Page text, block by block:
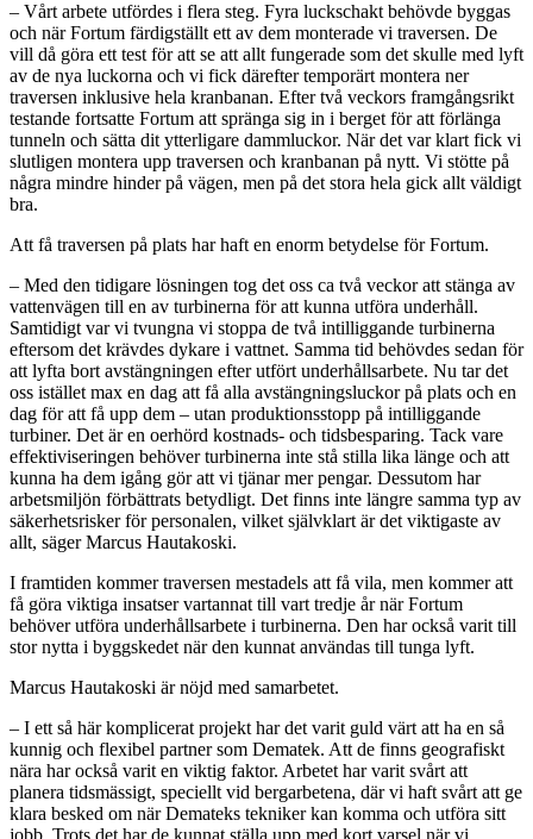
– Vårt arbete utfördes i flera steg. Fyra luckschakt behövde byggas
och när Fortum färdigställt ett av dem monterade vi traversen. De
vill då göra ett test för att se att allt fungerade som det skulle med lyft
av de nya luckorna och vi fick därefter temporärt montera ner
traversen inklusive hela kranbanan. Efter två veckors framgångsrikt
testande fortsatte Fortum att spränga sig in i berget för att förlänga
tunneln och sätta dit ytterligare dammluckor. När det var klart fick vi
slutligen montera upp traversen och kranbanan på nytt. Vi stötte på
några mindre hinder på vägen, men på det stora hela gick allt väldigt
bra.
Att få traversen på plats har haft en enorm betydelse för Fortum.
– Med den tidigare lösningen tog det oss ca två veckor att stänga av
vattenvägen till en av turbinerna för att kunna utföra underhåll.
Samtidigt var vi tvungna vi stoppa de två intilliggande turbinerna
eftersom det krävdes dykare i vattnet. Samma tid behövdes sedan för
att lyfta bort avstängningen efter utfört underhållsarbete. Nu tar det
oss istället max en dag att få alla avstängningsluckor på plats och en
dag för att få upp dem – utan produktionsstopp på intilliggande
turbiner. Det är en oerhörd kostnads- och tidsbesparing. Tack vare
effektiviseringen behöver turbinerna inte stå stilla lika länge och att
kunna ha dem igång gör att vi tjänar mer pengar. Dessutom har
arbetsmiljön förbättrats betydligt. Det finns inte längre samma typ av
säkerhetsrisker för personalen, vilket självklart är det viktigaste av
allt, säger Marcus Hautakoski.
I framtiden kommer traversen mestadels att få vila, men kommer att
få göra viktiga insatser vartannat till vart tredje år när Fortum
behöver utföra underhållsarbete i turbinerna. Den har också varit till
stor nytta i byggskedet när den kunnat användas till tunga lyft.
Marcus Hautakoski är nöjd med samarbetet.
– I ett så här komplicerat projekt har det varit guld värt att ha en så
kunnig och flexibel partner som Dematek. Att de finns geografiskt
nära har också varit en viktig faktor. Arbetet har varit svårt att
planera tidsmässigt, speciellt vid bergarbetena, där vi haft svårt att ge
klara besked om när Demateks tekniker kan komma och utföra sitt